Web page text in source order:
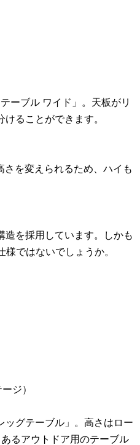
ーブル ワイド」。天板がリ
ることができます。
を変えられるため、ハイも
造を採用しています。しかも
ではないでしょうか。
ッグテーブル」。高さはロー
るアウトドア用のテーブル